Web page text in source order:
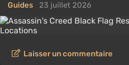
Guides 23 juillet 2026
Laisser un commentaire